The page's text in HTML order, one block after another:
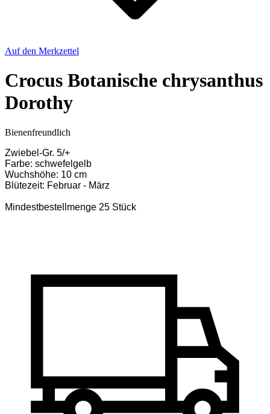
Auf den Merkzettel
Crocus Botanische chrysanthus
Dorothy
Bienenfreundlich
Zwiebel-Gr. 5/+
Farbe: schwefelgelb
Wuchshöhe: 10 cm
Blütezeit: Februar - März
Mindestbestellmenge 25 Stück